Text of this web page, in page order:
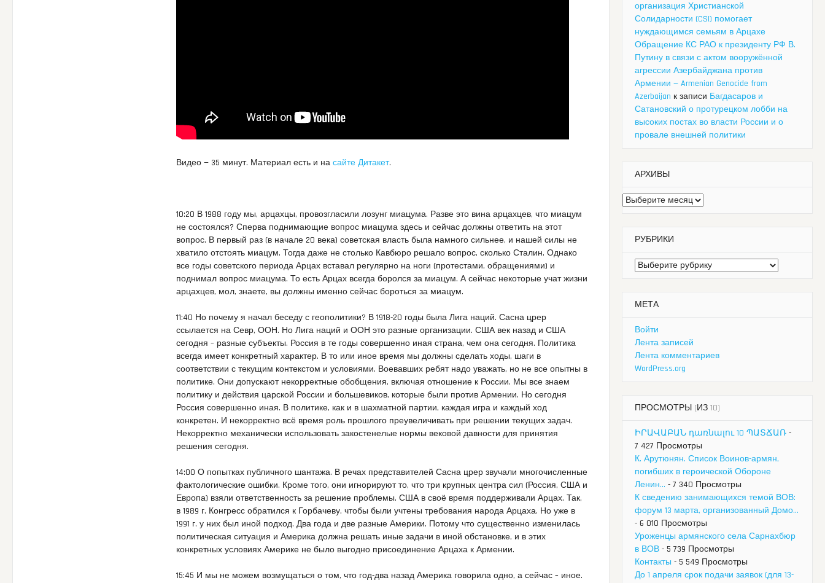
Видео — 35 минут. Материал есть и насайте Дитакет.
10:20 В 1988 году мы, арцахцы, провозгласили лозунг миацума. Разве это вина арцахцев, что миацум
не состоялся? Сперва поднимающие вопрос миацума здесь и сейчас должны ответить на этот
вопрос. В первый раз (в начале 20 века) советская власть была намного сильнее, и нашей силы не
хватило отстоять миацум. Тогда даже не столько Кавбюро решало вопрос, сколько Сталин. Однако
все годы советского периода Арцах вставал регулярно на ноги (протестами, обращениями) и
поднимал вопрос миацума. То есть Арцах всегда боролся за миацум. А сейчас некоторые учат жизни
арцахцев, мол, знаете, вы должны именно сейчас бороться за миацум.
11:40 Но почему я начал беседу с геополитики? В 1918-20 годы была Лига наций. Сасна црер
ссылается на Севр, ООН. Но Лига наций и ООН это разные организации. США век назад и США
сегодня – разные субъекты. Россия в те годы совершенно иная страна, чем она сегодня. Политика
всегда имеет конкретный характер. В то или иное время мы должны сделать ходы, шаги в
соответствии с текущим контекстом и условиями. Воевавших ребят надо уважать, но не все опытны в
политике. Они допускают некорректные обобщения, включая отношение к России. Мы все знаем
политику и действия царской России и большевиков, которые были против Армении. Но сегодня
Россия совершенно иная. В политике, как и в шахматной партии, каждая игра и каждый ход
конкретен. И некорректно всё время роль прошлого преувеличивать при решении текущих задач.
Некорректно механически использовать закостенелые нормы вековой давности для принятия
решения сегодня.
14:00 О попытках публичного шантажа. В речах представителей Сасна црер звучали многочисленные
фактологические ошибки. Кроме того, они игнорируют то, что три крупных центра сил (Россия, США и
Европа) взяли ответственность за решение проблемы. США в своё время поддерживали Арцах. Так,
в 1989 г. Конгресс обратился к Горбачеву, чтобы были учтены требования народа Арцаха. Но уже в
1991 г. у них был иной подход. Два года и две разные Америки. Потому что существенно изменилась
политическая ситуация и Америка должна решать иные задачи в иной обстановке, и в этих
конкретных условиях Америке не было выгодно присоединение Арцаха к Армении.
15:45 И мы не можем возмущаться о том, что год-два назад Америка говорила одно, а сейчас – иное.
организация Христианской
Солидарности (CSI) помогает
нуждающимся семьям в Арцахе
Обращение КС РАО к президенту РФ В.
Путину в связи с актом вооружённой
агрессии Азербайджана против
Армении — Armenian Genocide from
Azerbaijan к записи Багдасаров и
Сатановский о протурецком лобби на
высоких постах во власти России и о
провале внешней политики
АРХИВЫ
Архивы
РУБРИКИ
Рубрики
МЕТА
Войти
Лента записей
Лента комментариев
WordPress.org
ПРОСМОТРЫ (ИЗ 10)
ԻՐԱՎԱԲԱՆ դառնալու 10 ՊԱՏՃԱՌ -
7 427 Просмотры
К. Арутюнян. Список Воинов-армян,
погибших в героической Обороне
Ленин... - 7 340 Просмотры
К сведению занимающихся темой ВОВ:
форум 13 марта, организованный Домо...
- 6 010 Просмотры
Уроженцы армянского села Сарнахбюр
в ВОВ - 5 739 Просмотры
Контакты - 5 549 Просмотры
До 1 апреля срок подачи заявок (для 13-